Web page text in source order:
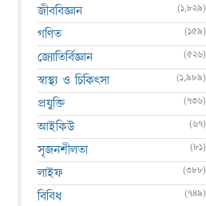
জীববিজ্ঞান (1,829)
গণিত (159)
জ্যোতির্বিজ্ঞান (526)
স্বাস্থ্য ও চিকিৎসা (1,989)
প্রযুক্তি (736)
আইকিউ (67)
সৃজনশীলতা (81)
লাইফ (388)
বিবিধ (749)